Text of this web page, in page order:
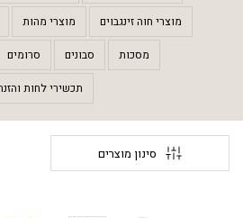
מוצרי חוה זינגבוים מוצרי מהות
מסכות סבונים סרומים
תכשירי לחות
סינון מוצרים